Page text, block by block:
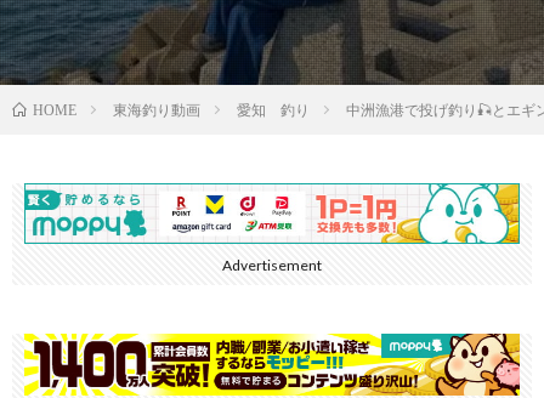
HOME 東海釣り動画 愛知 釣り 中洲漁港で投げ釣り🎣とエギ
Advertisement